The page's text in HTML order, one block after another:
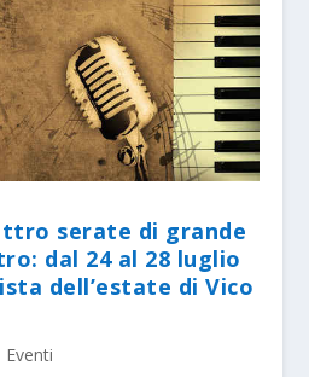
serate di grande
dal 24 al 28 luglio
dell’estate di Vico
Eventi